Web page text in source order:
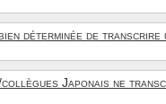
déterminée de transcrire
collègues Japonais ne